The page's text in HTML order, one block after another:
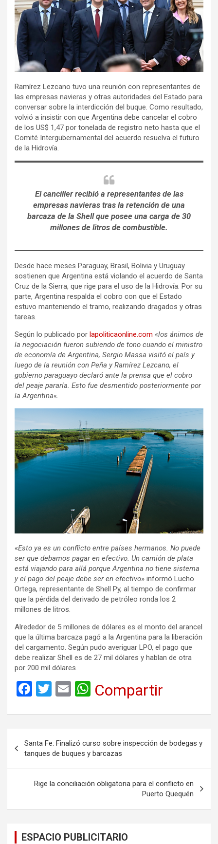
Ramírez Lezcano tuvo una reunión con representantes de
las empresas navieras y otras autoridades del Estado para
conversar sobre la interdicción del buque. Como resultado,
volvió a insistir con que Argentina debe cancelar el cobro
de los US$ 1,47 por tonelada de registro neto hasta que el
Comité Intergubernamental del acuerdo resuelva el futuro
de la Hidrovía.
El canciller recibió a representantes de las
empresas navieras tras la retención de una
barcaza de la Shell que posee una carga de 30
millones de litros de combustible.
Desde hace meses Paraguay, Brasil, Bolivia y Uruguay
sostienen que Argentina está violando el acuerdo de Santa
Cruz de la Sierra, que rige para el uso de la Hidrovía. Por su
parte, Argentina respalda el cobro con que el Estado
estuvo manteniendo el tramo, realizando dragados y otras
tareas.
Según lo publicado por lapoliticaonline.com «los ánimos de
la negociación fueron subiendo de tono cuando el ministro
de economía de Argentina, Sergio Massa visitó el país y
luego de la reunión con Peña y Ramírez Lezcano, el
gobierno paraguayo declaró ante la prensa que el cobro
del peaje pararía. Esto fue desmentido posteriormente por
la Argentina«.
«Esto ya es un conflicto entre países hermanos. No puede
ser que debamos pagar en efectivo. Un camión de plata
está viajando para allá porque Argentina no tiene sistema
y el pago del peaje debe ser en efectivo» informó Lucho
Ortega, representante de Shell Py, al tiempo de confirmar
que la pérdida del derivado de petróleo ronda los 2
millones de litros.
Alrededor de 5 millones de dólares es el monto del arancel
que la última barcaza pagó a la Argentina para la liberación
del cargamento. Según pudo averiguar LPO, el pago que
debe realizar Shell es de 27 mil dólares y hablan de otra
por 200 mil dólares.
F
ce
o
o
k
T
tt
er
E
ail
W
at
A
p
p
Compartir
de
entradas
Santa Fe: Finalizó curso sobre inspección de bodegas y
tanques de buques y barcazas
Rige la conciliación obligatoria para el conflicto en
Puerto Quequén
ESPACIO PUBLICITARIO